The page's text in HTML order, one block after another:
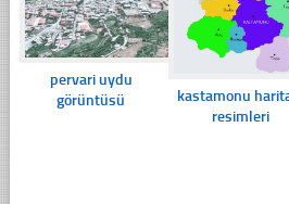
pervari uydu
görüntüsü
kastamonu
resimleri